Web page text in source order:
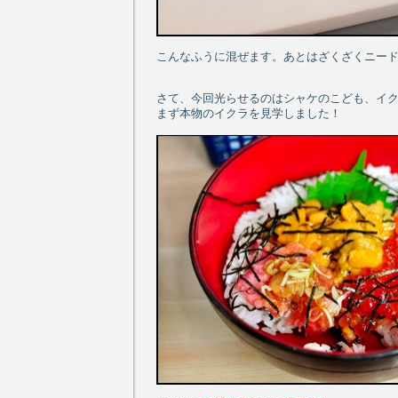
こんなふうに混ぜます。あとはざくざくニー
さて、今回光らせるのはシャケのこども、イ
まず本物のイクラを見学しました！